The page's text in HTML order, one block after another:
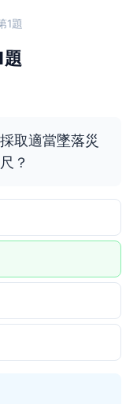
1題
題
取適當墜落災
？